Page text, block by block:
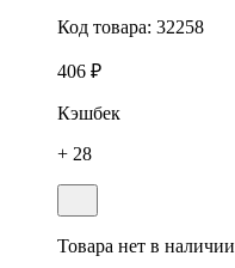
Код товара: 32258
406 ₽
Кэшбек
+ 28
Товара нет в наличии